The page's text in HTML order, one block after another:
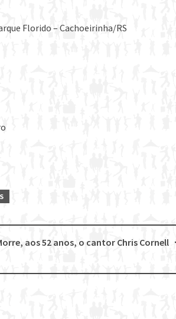
Florido – Cachoeirinha/RS
aos 52 anos, o cantor Chris Cornell